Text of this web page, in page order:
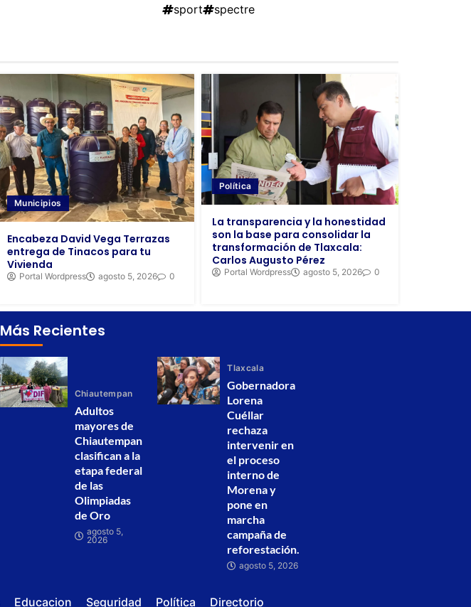
sport
spectre
Municipios
Encabeza David Vega Terrazas
entrega de Tinacos para tu
Vivienda
Portal Wordpress agosto 5, 2026 0
Política
La transparencia y la honestidad
son la base para consolidar la
transformación de Tlaxcala:
Carlos Augusto Pérez
Portal Wordpress agosto 5, 2026 0
Más Recientes
Chiautempan
Adultos
mayores de
Chiautempan
clasifican a la
etapa federal
de las
Olimpiadas
de Oro
agosto 5,
2026
Tlaxcala
Gobernadora
Lorena
Cuéllar
rechaza
intervenir en
el proceso
interno de
Morena y
pone en
marcha
campaña de
reforestación.
agosto 5, 2026
Educacion Seguridad Política Directorio